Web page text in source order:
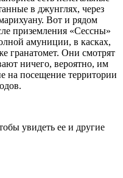
в джунглях, через
Вот и рядом
приземления «Сессны»
амуниции, в касках,
гранатомет. Они смотрят
ничего, вероятно, им
на посещение территории
увидеть ее и другие